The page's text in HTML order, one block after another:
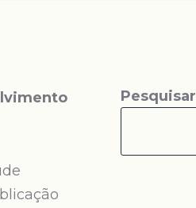
Pesquisar